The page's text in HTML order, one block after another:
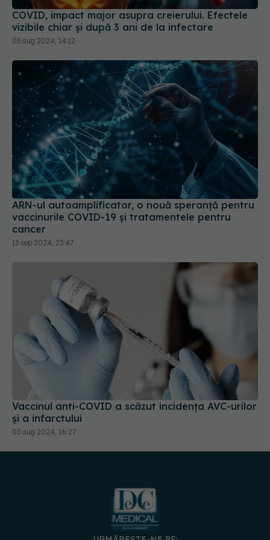
03 aug 2024, 14:12
ARN-ul autoamplificator, o nouă speranță pentru
vaccinurile COVID-19 și tratamentele pentru
cancer
13 sep 2024, 23:47
Vaccinul anti-COVID a scăzut incidența AVC-urilor
03 aug 2024, 16:27
URMĂREȘTE-NE PE: